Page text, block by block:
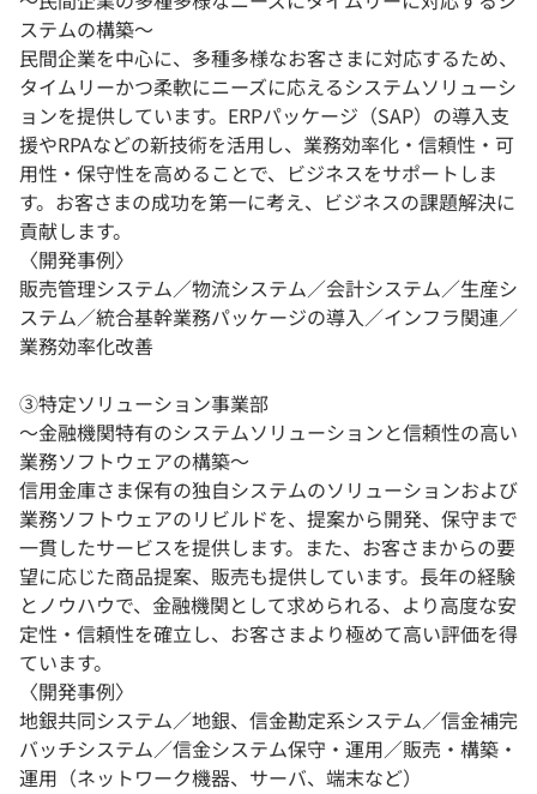
ステムの構築〜
民間企業を中心に、多種多様なお客さまに対応するため、
タイムリーかつ柔軟にニーズに応えるシステムソリューシ
ョンを提供しています。ERPパッケージ（SAP）の導入支
援やRPAなどの新技術を活用し、業務効率化・信頼性・可
用性・保守性を高めることで、ビジネスをサポートしま
す。お客さまの成功を第一に考え、ビジネスの課題解決に
貢献します。
〈開発事例〉
販売管理システム／物流システム／会計システム／生産シ
ステム／統合基幹業務パッケージの導入／インフラ関連／
業務効率化改善
③特定ソリューション事業部
〜金融機関特有のシステムソリューションと信頼性の高い
業務ソフトウェアの構築〜
信用金庫さま保有の独自システムのソリューションおよび
業務ソフトウェアのリビルドを、提案から開発、保守まで
一貫したサービスを提供します。また、お客さまからの要
望に応じた商品提案、販売も提供しています。長年の経験
とノウハウで、金融機関として求められる、より高度な安
定性・信頼性を確立し、お客さまより極めて高い評価を得
ています。
〈開発事例〉
地銀共同システム／地銀、信金勘定系システム／信金補完
バッチシステム／信金システム保守・運用／販売・構築・
運用（ネットワーク機器、サーバ、端末など）